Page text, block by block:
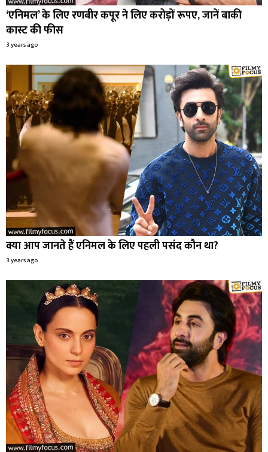
‘एनिमल’ के लिए रणबीर कपूर ने लिए करोड़ों रूपए, जानें बाकी
कास्ट की फीस
3 years ago
क्या आप जानते हैं एनिमल के लिए पहली पसंद कौन था?
3 years ago